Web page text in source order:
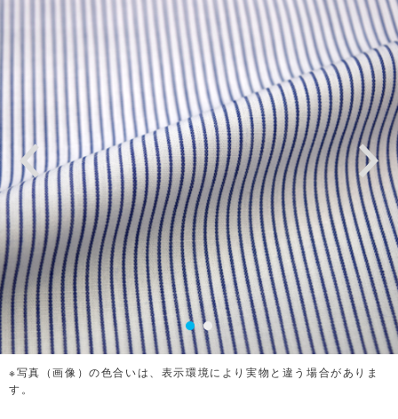
※写真（画像）の色合いは、表示環境により実物と違う場合がありま
す。